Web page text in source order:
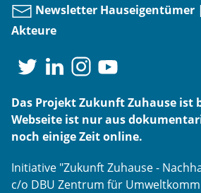
Newsletter Hauseigentümer |
Akteure
Das Projekt Zukunft Zuhause ist
Webseite ist nur aus
noch einige Zeit online.
Initiative "Zukunft Zuhause -
c/o DBU Zentrum für